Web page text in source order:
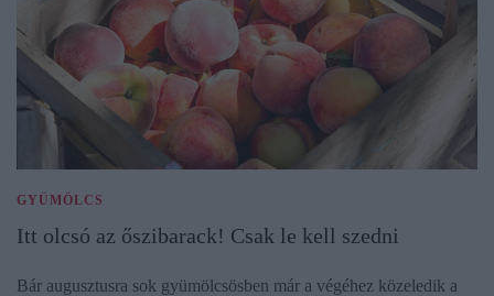
GYÜMÖLCS
Itt olcsó az őszibarack! Csak le kell szedni
Bár augusztusra sok gyümölcsösben már a végéhez közeledik a